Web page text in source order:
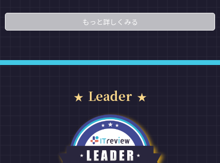
もっと詳しくみる
Leader